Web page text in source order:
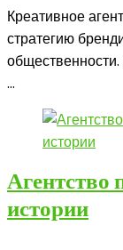
Креативное
стратегию
...
Агентство
истории